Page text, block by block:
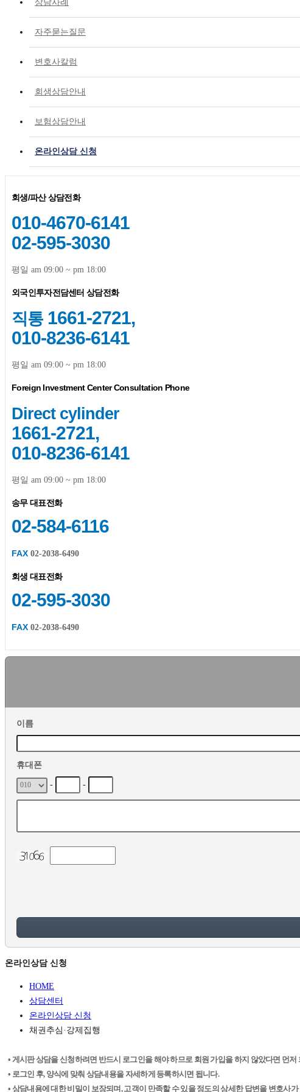
상담사례
자주묻는질문
변호사칼럼
회생상담안내
보험상담안내
온라인상담 신청
회생/파산 상담전화
010-4670-6141
02-595-3030
평일 am 09:00 ~ pm 18:00
외국인투자전담센터 상담전화
직통1661-2721,
010-8236-6141
평일 am 09:00 ~ pm 18:00
Foreign Investment Center Consultation Phone
Direct cylinder
1661-2721,
010-8236-6141
평일 am 09:00 ~ pm 18:00
송무 대표전화
02-584-6116
FAX 02-2038-6490
회생 대표전화
02-595-3030
FAX 02-2038-6490
이름
휴대폰
- -
온라인상담 신청
HOME
상담센터
온라인상담 신청
채권추심·강제집행
• 게시판 상담을 신청하려면 반드시 로그인을 해야 하므로 회원 가입을 하지 않았다면 먼
• 로그인 후, 양식에 맞춰 상담내용을 자세하게 등록하시면 됩니다.
• 상담내용에 대한 비밀이 보장되며, 고객이 만족할 수 있을 정도의 상세한 답변을 변호사